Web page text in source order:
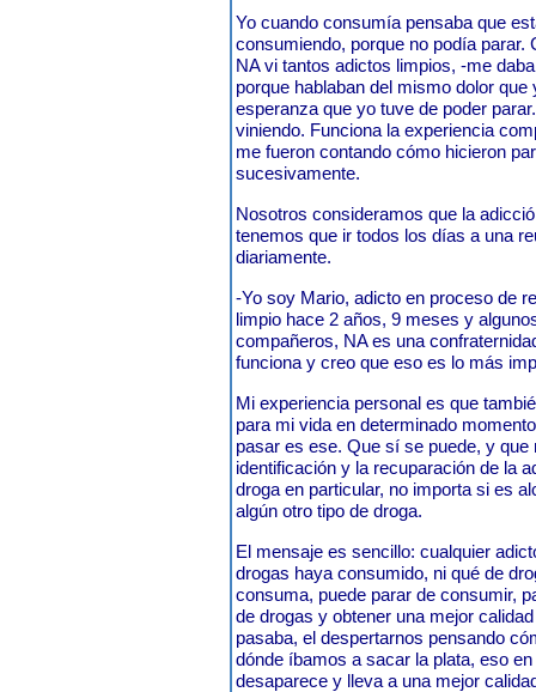
Yo cuando consumía pensaba que
consumiendo, porque no podía parar.
NA vi tantos adictos limpios, -me
porque hablaban del mismo dolor
esperanza que yo tuve de poder
viniendo. Funciona la experiencia
me fueron contando cómo hicieron
sucesivamente.
Nosotros consideramos que la
tenemos que ir todos los días a una
diariamente.
-Yo soy Mario, adicto en proceso de
limpio hace 2 años, 9 meses y
compañeros, NA es una
funciona y creo que eso es lo más
Mi experiencia personal es que
para mi vida en determinado
pasar es ese. Que sí se puede, y
identificación y la recuparación de la
droga en particular, no importa si es
algún otro tipo de droga.
El mensaje es sencillo: cualquier
drogas haya consumido, ni qué de
consuma, puede parar de consumir,
de drogas y obtener una mejor
pasaba, el despertarnos pensando
dónde íbamos a sacar la plata, eso
desaparece y lleva a una mejor